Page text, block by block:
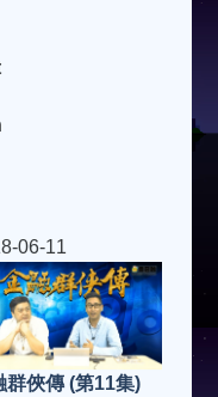
06-11
群俠傳 (第11集)